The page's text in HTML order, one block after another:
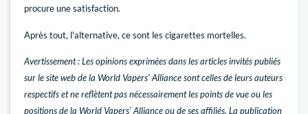
procure une satisfaction.
Après tout, l'alternative, ce sont les cigarettes mortelles.
Avertissement : Les opinions exprimées dans les articles invités publiés
sur le site web de la World Vapers' Alliance sont celles de leurs auteurs
respectifs et ne reflètent pas nécessairement les points de vue ou les
positions de la World Vapers' Alliance ou de ses affiliés. La publication